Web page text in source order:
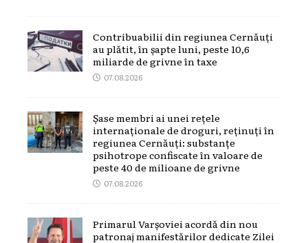
Contribuabilii din regiunea Cernăuți
au plătit, în șapte luni, peste 10,6
miliarde de grivne în taxe
07.08.2026
Șase membri ai unei rețele
internaționale de droguri, reținuți în
regiunea Cernăuți: substanțe
psihotrope confiscate în valoare de
peste 40 de milioane de grivne
07.08.2026
Primarul Varșoviei acordă din nou
patronaj manifestărilor dedicate Zilei